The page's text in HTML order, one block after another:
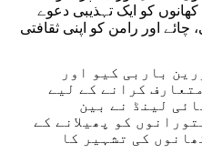
کو ایک تہذیبی دعوے
اور رامن کو اپنی ثقافتی
باربی کیو اور
کرانے کے لیے
لینڈ نے بین
کو پھیلانے کے
کی تشہیر کا